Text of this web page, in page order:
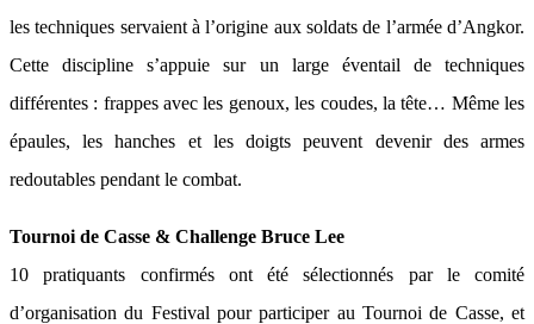
les techniques servaient à l’origine aux soldats de l’armée d’Angkor.
Cette discipline s’appuie sur un large éventail de techniques
différentes : frappes avec les genoux, les coudes, la tête… Même les
épaules, les hanches et les doigts peuvent devenir des armes
redoutables pendant le combat.
Tournoi de Casse & Challenge Bruce Lee
10 pratiquants confirmés ont été sélectionnés par le comité
d’organisation du Festival pour participer au Tournoi de Casse, et